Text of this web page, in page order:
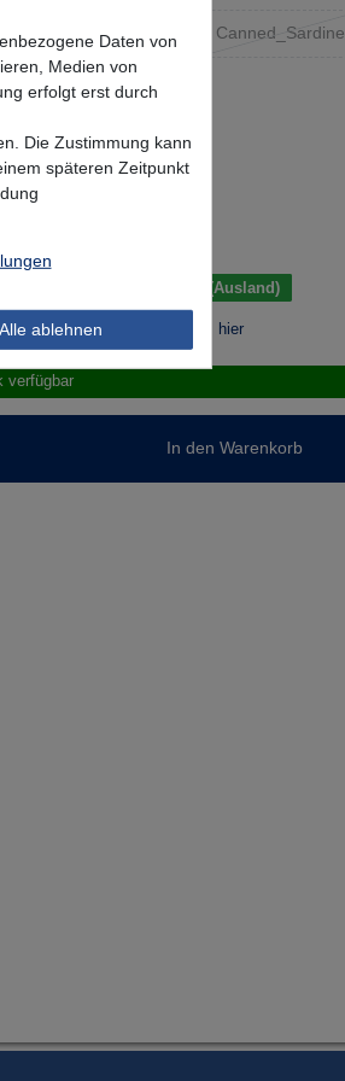
Yellow Ayu Canned_Sardine
Pink Opal
*
(Deutschland); 3-7 Tage (Ausland)
des Liefertermins hier
verfügbar
In den Warenkorb
Daten von
Medien von
erfolgt erst durch
Die Zustimmung kann
späteren Zeitpunkt
Alle ablehnen